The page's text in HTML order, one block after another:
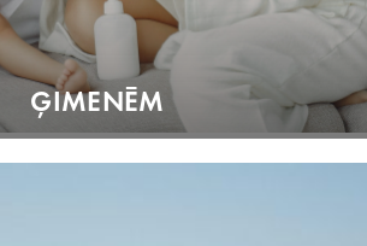
ĢIMENĒM